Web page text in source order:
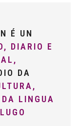
É UN
DIARIO E
DA
LINGUA